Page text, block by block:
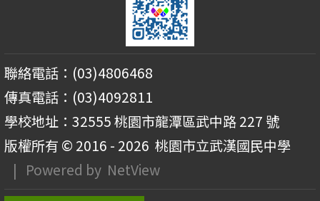
聯絡電話：(03)4806468
傳真電話：(03)4092811
學校地址：32555 桃園市龍潭區武中路 227 號
版權所有 © 2016 - 2026 桃園市立武漢國民中學
| Powered by NetView